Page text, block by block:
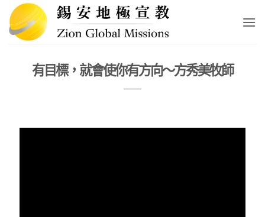
Skip
content
有目標，就會使你有方向～方秀美牧師